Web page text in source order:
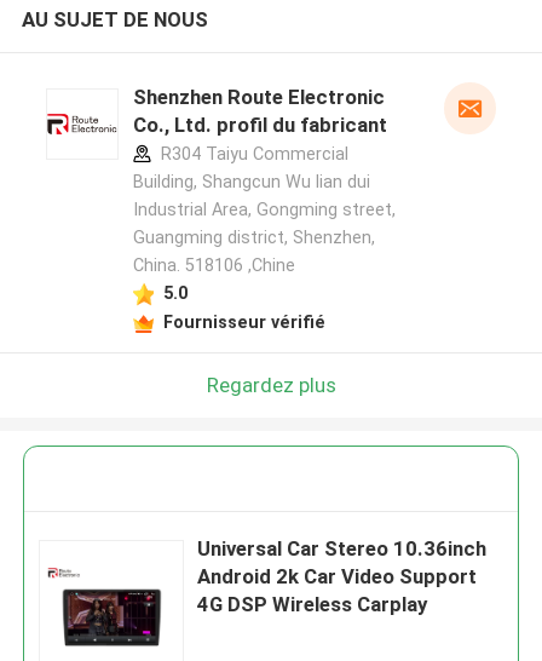
AU SUJET DE NOUS
Shenzhen Route Electronic
Co., Ltd. profil du fabricant
R304 Taiyu Commercial
Building, Shangcun Wu lian dui
Industrial Area, Gongming street,
Guangming district, Shenzhen,
China. 518106 ,Chine
5.0
Fournisseur vérifié
Regardez plus
Universal Car Stereo 10.36inch
Android 2k Car Video Support
4G DSP Wireless Carplay